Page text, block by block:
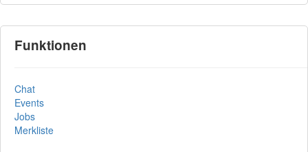
Funktionen
Chat
Events
Jobs
Merkliste